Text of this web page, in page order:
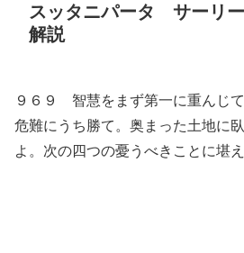
スッタニパータ サーリ
解説
９６９ 智慧をまず第一に重んじ
危難にうち勝て。奥まった土地に
よ。次の四つの憂うべきことに堪え